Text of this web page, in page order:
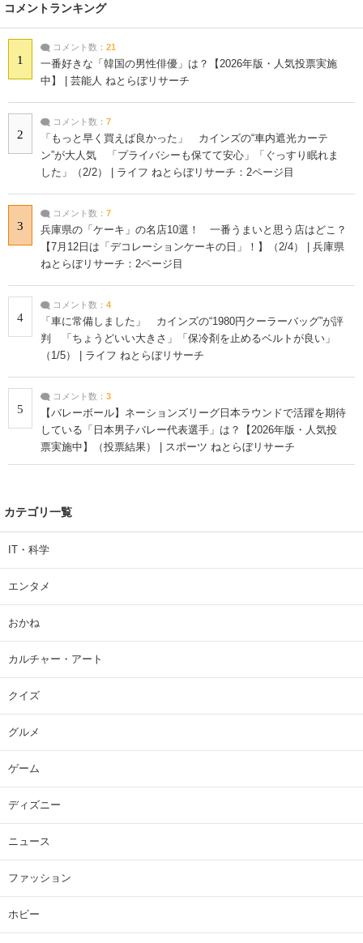
コメントランキング
1
コメント数： 21
一番好きな「韓国の男性俳優」は？【2026年版・人気投票実施
中】 | 芸能人 ねとらぼリサーチ
2
コメント数： 7
「もっと早く買えば良かった」 カインズの“車内遮光カーテ
ン”が大人気 「プライバシーも保てて安心」「ぐっすり眠れま
した」（2/2） | ライフ ねとらぼリサーチ：2ページ目
3
コメント数： 7
兵庫県の「ケーキ」の名店10選！ 一番うまいと思う店はどこ？
【7月12日は「デコレーションケーキの日」！】（2/4） | 兵庫県
ねとらぼリサーチ：2ページ目
4
コメント数： 4
「車に常備しました」 カインズの“1980円クーラーバッグ”が評
判 「ちょうどいい大きさ」「保冷剤を止めるベルトが良い」
（1/5） | ライフ ねとらぼリサーチ
5
コメント数： 3
【バレーボール】ネーションズリーグ日本ラウンドで活躍を期待
している「日本男子バレー代表選手」は？【2026年版・人気投
票実施中】（投票結果） | スポーツ ねとらぼリサーチ
カテゴリ一覧
IT・科学
エンタメ
おかね
カルチャー・アート
クイズ
グルメ
ゲーム
ディズニー
ニュース
ファッション
ホビー